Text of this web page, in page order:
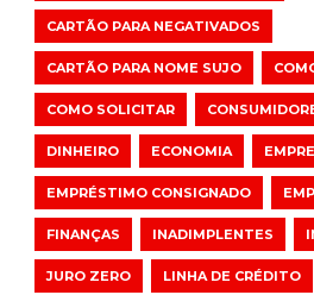
CARTÃO PARA NEGATIVADOS
CARTÃO PARA NOME SUJO
COMO SOLICITAR
DINHEIRO ECONOMIA
EMPRÉSTIMO CONSIGNADO
FINANÇAS INADIMPLENTES
JURO ZERO LINHA DE CRÉDITO